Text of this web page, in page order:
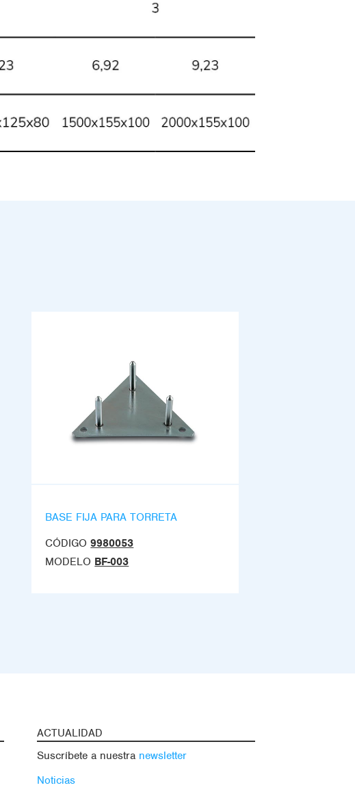
BASE FIJA PARA TORRETA
CÓDIGO 9980053
MODELO BF-003
ACTUALIDAD
Suscríbete a nuestra newsletter
Noticias